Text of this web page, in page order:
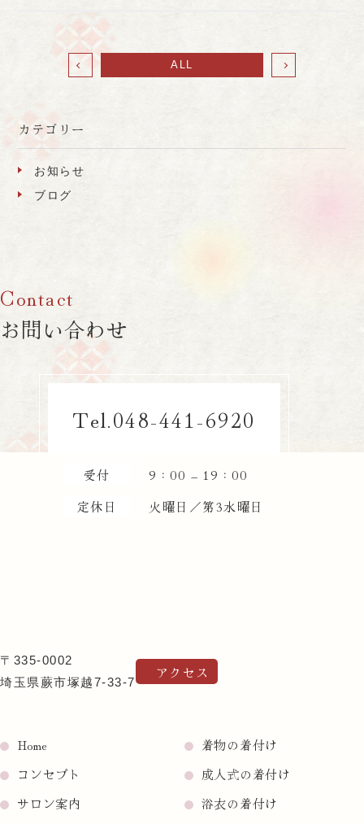
カテゴリー
お知らせ
ブログ
ALL
お問い合わせ
048-441-6920
受付
9：00 – 19：00
定休日
火曜日／第3水曜日
〒335-0002
埼玉県蕨市塚越7-33-7
アクセス
Home
コンセプト
サロン案内
着物の着付け
成人式の着付け
浴衣の着付け